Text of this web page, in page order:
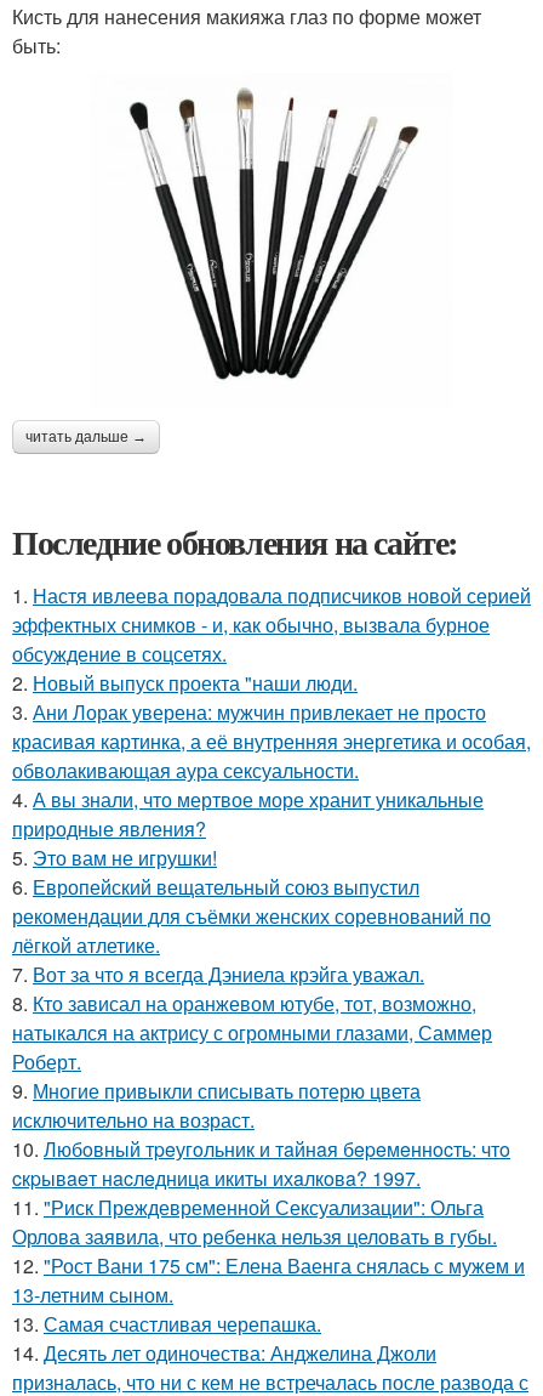
Кисть для нанесения макияжа глаз по форме может
быть:
читать дальше →
Последние обновления на сайте:
1. Настя ивлеева порадовала подписчиков новой серией
эффектных снимков - и, как обычно, вызвала бурное
обсуждение в соцсетях.
2. Новый выпуск проекта "наши люди.
3. Ани Лорак уверена: мужчин привлекает не просто
красивая картинка, а её внутренняя энергетика и особая,
обволакивающая аура сексуальности.
4. А вы знали, что мертвое море хранит уникальные
природные явления?
5. Это вам не игрушки!
6. Европейский вещательный союз выпустил
рекомендации для съёмки женских соревнований по
лёгкой атлетике.
7. Вот за что я всегда Дэниела крэйга уважал.
8. Кто зависал на оранжевом ютубе, тот, возможно,
натыкался на актрису с огромными глазами, Саммер
Роберт.
9. Многие привыкли списывать потерю цвета
исключительно на возраст.
10. Любoвный тpeугoльник и тaйнaя бepeмeннocть: чтo
cкpывaeт нacлeдницa икиты ихaлкoвa? 1997.
11. "Риск Преждевременной Сексуализации": Ольга
Орлова заявила, что ребенка нельзя целовать в губы.
12. "Рост Вани 175 см": Елена Ваенга снялась с мужем и
13-летним сыном.
13. Самая счастливая черепашка.
14. Десять лет одиночества: Анджелина Джоли
призналась, что ни с кем не встречалась после развода с